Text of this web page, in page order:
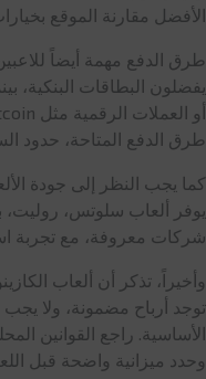
الأفضل مقارنة الموقع
طرق الدفع مهمة أيضاً
يفضلون البطاقات البنكية،
طرق الدفع المتاحة، حدود
كما يجب النظر إلى جودة
يوفر ألعاب سلوتس، روليت،
شركات معروفة، مع تجربة
وأخيراً، تذكر أن ألعاب
توجد أرباح مضمونة، ولا
الأساسية. راجع القوانين
وحدد ميزانية واضحة قبل